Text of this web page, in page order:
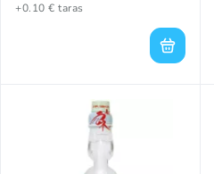
+0.10 € taras